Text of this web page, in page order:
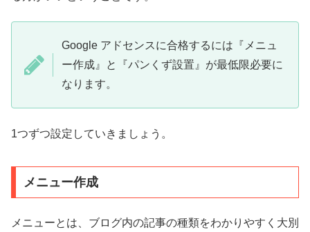
Google アドセンスに合格するには『メニュ
ー作成』と『パンくず設置』が最低限必要に
なります。
1つずつ設定していきましょう。
メニュー作成
メニューとは、ブログ内の記事の種類をわかりやすく大別